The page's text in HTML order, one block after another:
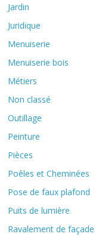
Jardin
Juridique
Menuiserie
Menuiserie bois
Métiers
Non classé
Outillage
Peinture
Pièces
Poêles et Cheminées
Pose de faux plafond
Puits de lumière
Ravalement de façade